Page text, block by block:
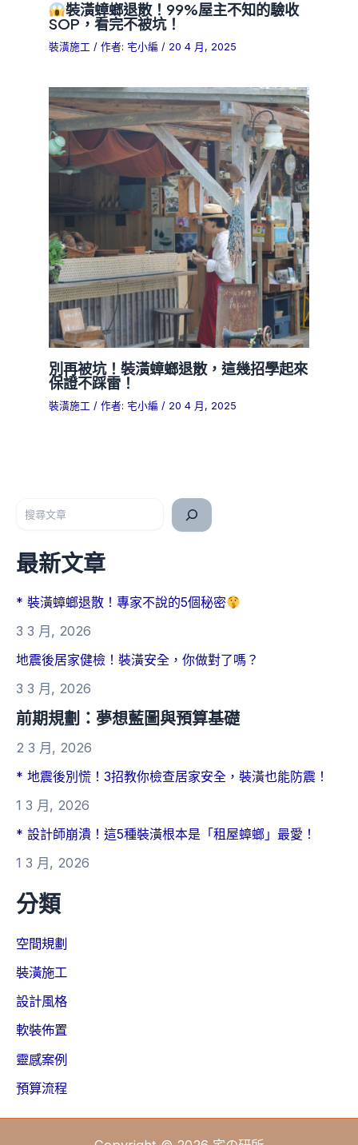
裝潢蟑螂退散！99%屋主不知的驗收
SOP，看完不被坑！
裝潢施工 / 作者: 宅小編 / 20 4 月, 2025
別再被坑！裝潢蟑螂退散，這幾招學起來
保證不踩雷！
裝潢施工 / 作者: 宅小編 / 20 4 月, 2025
最新文章
* 裝潢蟑螂退散！專家不說的5個秘密
3 3 月, 2026
地震後居家健檢！裝潢安全，你做對了嗎？
3 3 月, 2026
前期規劃：夢想藍圖與預算基礎
2 3 月, 2026
* 地震後別慌！3招教你檢查居家安全，裝潢也能防震！
1 3 月, 2026
* 設計師崩潰！這5種裝潢根本是「租屋蟑螂」最愛！
1 3 月, 2026
分類
空間規劃
裝潢施工
設計風格
軟裝佈置
靈感案例
預算流程